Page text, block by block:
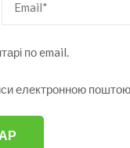
по email.
електронною поштою.